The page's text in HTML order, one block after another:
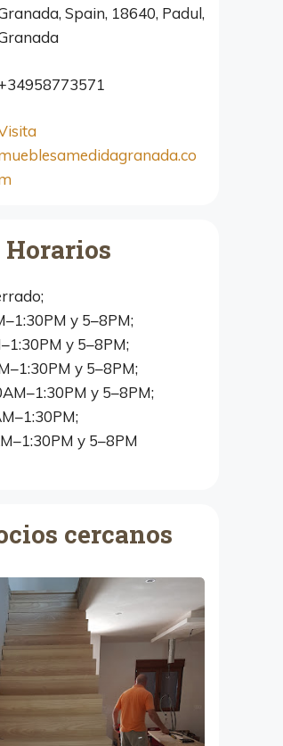
Spain, 18640, Padul,
Horarios
y 5–8PM;
y 5–8PM;
y 5–8PM;
y 5–8PM;
y 5–8PM
cercanos